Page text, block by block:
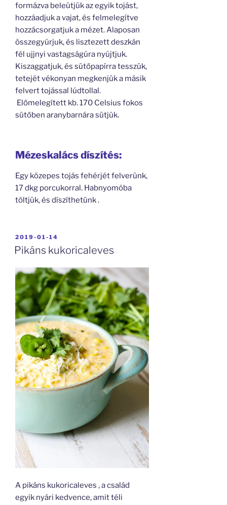
formázva beleütjük az egyik tojást,
hozzáadjuk a vajat, és felmelegítve
hozzácsorgatjuk a mézet. Alaposan
összegyúrjuk, és lisztezett deszkán
fél ujjnyi vastagságúra nyújtjuk.
Kiszaggatjuk, és sütőpapírra tesszük,
tetejét vékonyan megkenjük a másik
felvert tojással lúdtollal.
Előmelegített kb. 170 Celsius fokos
sütőben aranybarnára sütjük.
Mézeskalács díszítés:
Egy közepes tojás fehérjét felverünk,
17 dkg porcukorral. Habnyomóba
töltjük, és díszíthetünk .
BEKÜLDVE:
2019-01-14
Pikáns kukoricaleves
A pikáns kukoricaleves , a család
egyik nyári kedvence, amit téli